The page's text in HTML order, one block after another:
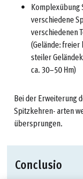
Komplexübung
verschiedene
verschiedenen
(Gelände:
steiler
ca. 30–50 Hm)
Bei der Erweiterung
Spitzkehren- arten
übersprungen.
Conclusio